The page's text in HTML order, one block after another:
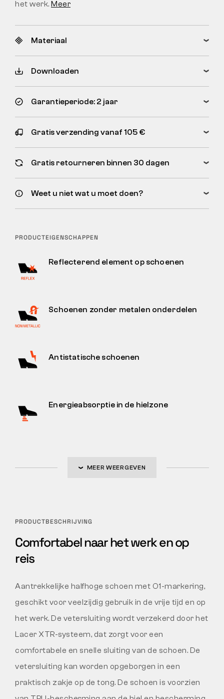
het werk. Meer
Materiaal
Downloaden
Garantieperiode: 2 jaar
Gratis verzending vanaf 105 €
Gratis retourneren binnen 30 dagen
Weet u niet wat u moet doen?
PRODUCTEIGENSCHAPPEN
Reflecterend element op schoenen
Schoenen zonder metalen onderdelen
Antistatische schoenen
Energieabsorptie in de hielzone
MEER WEERGEVEN
PRODUCTBESCHRIJVING
Comfortabel naar het werk en op
reis
Aantrekkelijke halfhoge schoen met O1-markering,
geschikt voor veelzijdig gebruik in de vrije tijd en op
het werk. De vetersluiting wordt verzekerd door het
Lacer XTR-systeem, dat zorgt voor een
comfortabele en snelle sluiting van de schoen. De
vetersluiting kan worden opgeborgen in een
praktisch zakje op de tong. De schoen is voorzien